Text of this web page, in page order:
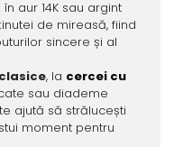
aur 14K sau argint
de mireasă, fiind
sincere și al
, la cercei cu
sau diademe
ajută să strălucești
moment pentru